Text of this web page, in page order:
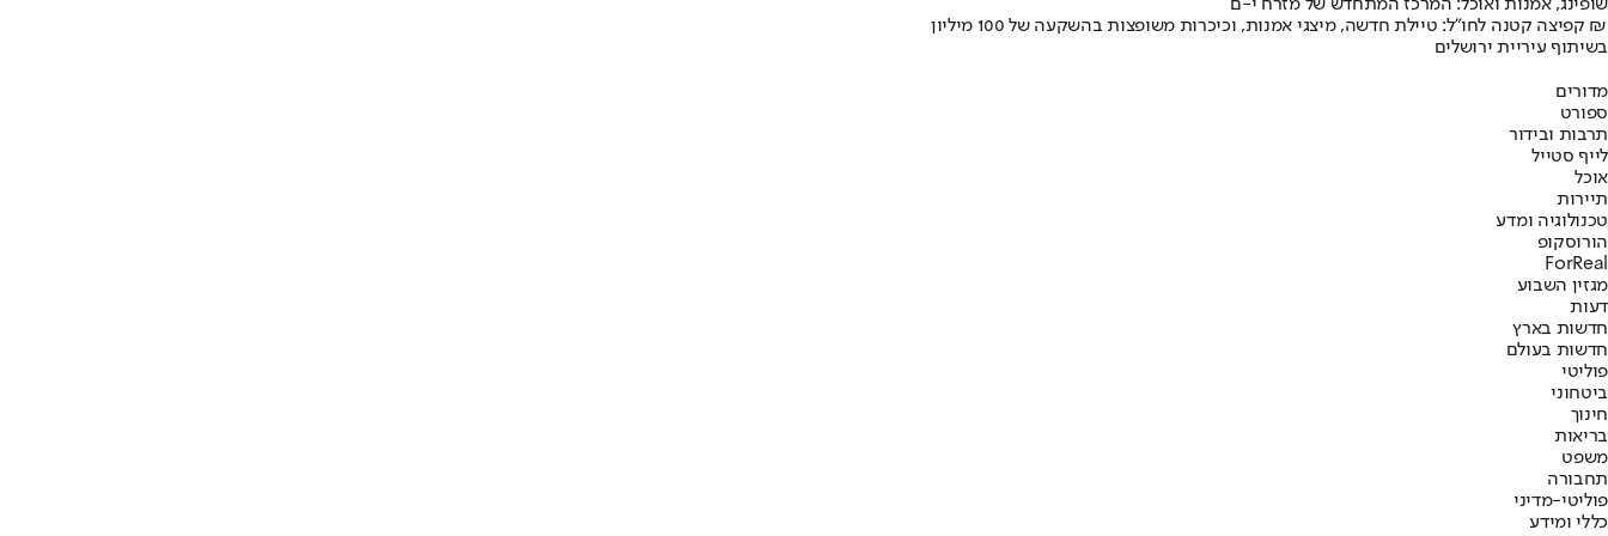
שופינג, אמנות ואוכל: המרכז המתחדש של מזרח י-ם
קפיצה קטנה לחו"ל: טיילת חדשה, מיצגי אמנות, וכיכרות משופצות בהשקעה של 100 מיליון ₪
בשיתוף עיריית ירושלים
מדורים
ספורט
תרבות ובידור
לייף סטייל
אוכל
תיירות
טכנולוגיה ומדע
הורוסקופ
ForReal
מגזין השבוע
דעות
חדשות בארץ
חדשות בעולם
פוליטי
ביטחוני
חינוך
בריאות
משפט
תחבורה
פוליטי-מדיני
כללי ומידע